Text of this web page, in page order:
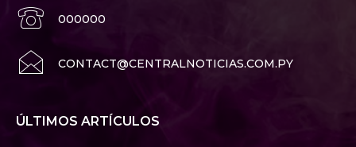
000000
CONTACT@CENTRALNOTICIAS.COM.PY
ÚLTIMOS ARTÍCULOS